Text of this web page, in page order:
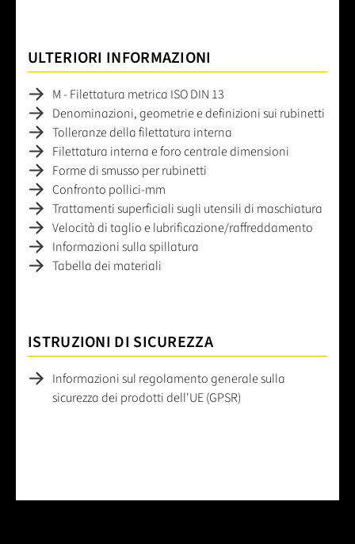
ULTERIORI INFORMAZIONI
M - Filettatura metrica ISO DIN 13
Denominazioni, geometrie e definizioni sui rubinetti
Tolleranze della filettatura interna
Filettatura interna e foro centrale dimensioni
Forme di smusso per rubinetti
Confronto pollici-mm
Trattamenti superficiali sugli utensili di maschiatura
Velocità di taglio e lubrificazione/raffreddamento
Informazioni sulla spillatura
Tabella dei materiali
ISTRUZIONI DI SICUREZZA
Informazioni sul regolamento generale sulla
sicurezza dei prodotti dell'UE (GPSR)